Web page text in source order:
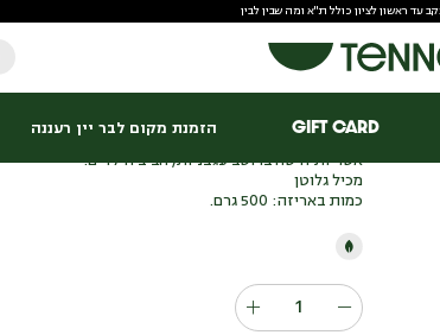
עד ראשון לציון כולל ת"א ומה שבין לבין
Gift Card הזמנת מקום לבר יין רעננה
ספגטי ברוטב עגבניות
אטריות חיטה ברוטב עגבניות, חביב הילדים.
מכיל גלוטן
כמות באריזה: 500 גרם.